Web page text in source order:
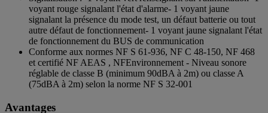
voyant rouge signalant l'état d'alarme- 1 voyant jaune
signalant la présence du mode test, un défaut batterie ou tout
autre défaut de fonctionnement- 1 voyant jaune signalant l'état
de fonctionnement du BUS de communication
Conforme aux normes NF S 61-936, NF C 48-150, NF 468
et certifié NF AEAS , NFEnvironnement - Niveau sonore
réglable de classe B (minimum 90dBA à 2m) ou classe A
(75dBA à 2m) selon la norme NF S 32-001
Avantages